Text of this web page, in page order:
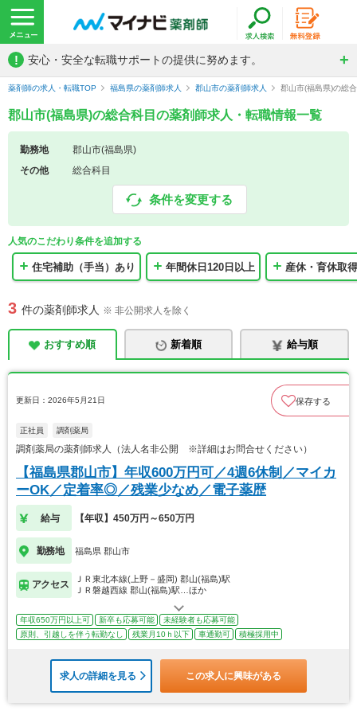
! 安心・安全な転職サポートの提供に努めます。
薬剤師の求人・転職TOP 福島県の薬剤師求人 郡山市の薬剤師求人 郡山市(福島県)の総
郡山市(福島県)の総合科目の薬剤師求人・転職情報一覧
勤務地
郡山市(福島県)
その他
総合科目
条件を変更する
人気のこだわり条件を追加する
住宅補助（手当）あり 年間休日120日以上 産休・育休取
3 件の薬剤師求人 ※ 非公開求人を除く
おすすめ順 新着順 給与順
更新日：2026年5月21日 保存する
正社員 調剤薬局
調剤薬局の薬剤師求人（法人名非公開 ※詳細はお問合せください）
【福島県郡山市】年収600万円可／4週6休制／マイカ
ーOK／定着率◎／残業少なめ／電子薬歴
給与 【年収】450万円～650万円
勤務地 福島県 郡山市
アクセス
ＪＲ東北本線(上野－盛岡) 郡山(福島)駅
ＪＲ磐越西線 郡山(福島)駅…ほか
年収650万円以上可 新卒も応募可能
未経験者も応募可能
原則、引越しを伴う転勤なし
残業月10ｈ以下 車通勤可 積極採用中
求人の詳細を見る この求人に興味がある